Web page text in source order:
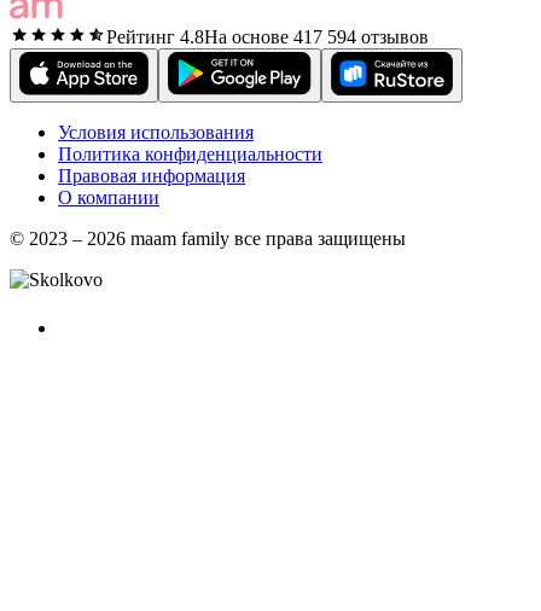
Рейтинг 4.8На основе 417 594 отзывов
Условия использования
Политика конфиденциальности
Правовая информация
О компании
© 2023 – 2026 maam family все права защищены